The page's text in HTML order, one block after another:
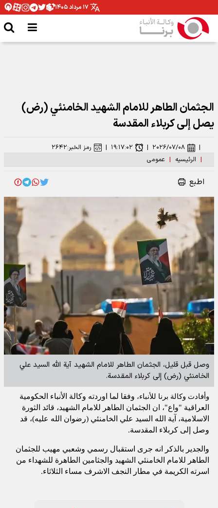
۱۷ مرداد ۱۴۰۵
الجثمان الطاهر للامام الشهيد الخامنئي (رض)
يصل إلى كربلاء المقدسة
| الرئیسیه | عمومی
| ۲۰۲۶/۰۷/۰۸ | ۱۹:۱۷:۰۲ | رمز الخبر:۲۶۴۲
اطبع
وصل قبل قليل، الجثمان الطاهر للامام الشهيد آية الله السيد علي
الخامنئي (رض) إلى كربلاء المقدسة.
وأفادت وكالة برنا للأنباء، وفقا لما اوردته وكالة الأنباء الحكومية
العراقية "واع"، ان الجثمان الطاهر للامام الشهيد، قائد الثورة
الاسلامية، آية الله السيد علي الخامنئي (رضوان الله عليه)، قد
وصل إلى كربلاء المقدسة.
والجدير بالذكر انه جرى استقبال رسمي وشعبي مهيب للجثمان
الطاهر للامام الخامنئي الشهيد والجثامين الطاهرة للشهداء من
اسرته الكريمة في مطار النجف الاشرف مساء الثلاثاء.